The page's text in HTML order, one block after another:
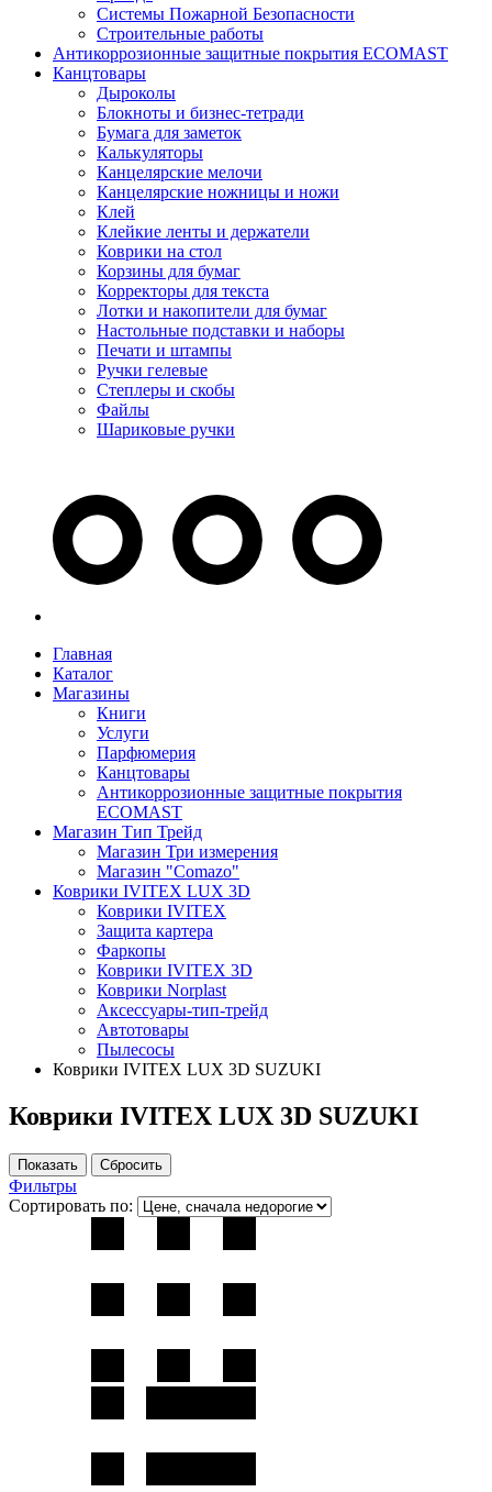
Системы Пожарной Безопасности
Строительные работы
Антикоррозионные защитные покрытия ECOMAST
Канцтовары
Дыроколы
Блокноты и бизнес-тетради
Бумага для заметок
Калькуляторы
Канцелярские мелочи
Канцелярские ножницы и ножи
Клей
Клейкие ленты и держатели
Коврики на стол
Корзины для бумаг
Корректоры для текста
Лотки и накопители для бумаг
Настольные подставки и наборы
Печати и штампы
Ручки гелевые
Степлеры и скобы
Файлы
Шариковые ручки
Главная
Каталог
Магазины
Книги
Услуги
Парфюмерия
Канцтовары
Антикоррозионные защитные покрытия
ECOMAST
Магазин Тип Трейд
Магазин Три измерения
Магазин "Comazo"
Коврики IVITEX LUX 3D
Коврики IVITEX
Защита картера
Фаркопы
Коврики IVITEX 3D
Коврики Norplast
Аксессуары-тип-трейд
Автотовары
Пылесосы
Коврики IVITEX LUX 3D SUZUKI
Коврики IVITEX LUX 3D SUZUKI
Фильтры
Сортировать по: